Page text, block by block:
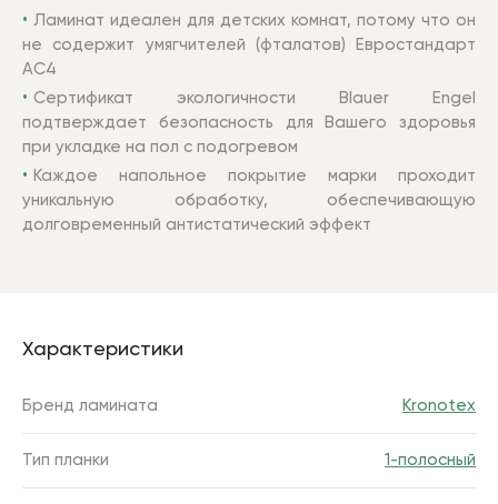
Ламинат идеален для детских комнат, потому что он
не содержит умягчителей (фталатов) Евростандарт
AC4
Сертификат экологичности Blauer Engel
подтверждает безопасность для Вашего здоровья
при укладке на пол с подогревом
Каждое напольное покрытие марки проходит
уникальную обработку, обеспечивающую
долговременный антистатический эффект
Характеристики
Бренд ламината Kronotex
Тип планки 1-полосный